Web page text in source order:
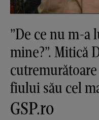
”De ce nu m-a
mine?”. Mitică
fiului său cel
GSP.ro